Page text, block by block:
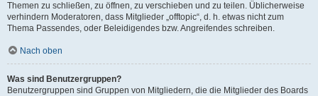
Themen zu schließen, zu öffnen, zu verschieben und zu teilen. Üblicherweise
verhindern Moderatoren, dass Mitglieder „offtopic“, d. h. etwas nicht zum
Thema Passendes, oder Beleidigendes bzw. Angreifendes schreiben.
Nach oben
Was sind Benutzergruppen?
Benutzergruppen sind Gruppen von Mitgliedern, die die Mitglieder des Boards